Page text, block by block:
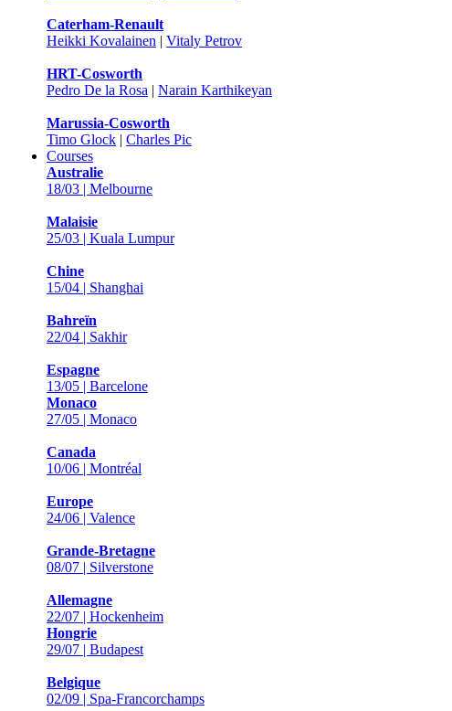
Caterham-Renault
Heikki Kovalainen | Vitaly Petrov
HRT-Cosworth
Pedro De la Rosa | Narain Karthikeyan
Marussia-Cosworth
Timo Glock | Charles Pic
Courses
Australie
18/03 | Melbourne
Malaisie
25/03 | Kuala Lumpur
Chine
15/04 | Shanghai
Bahreïn
22/04 | Sakhir
Espagne
13/05 | Barcelone
Monaco
27/05 | Monaco
Canada
10/06 | Montréal
Europe
24/06 | Valence
Grande-Bretagne
08/07 | Silverstone
Allemagne
22/07 | Hockenheim
Hongrie
29/07 | Budapest
Belgique
02/09 | Spa-Francorchamps